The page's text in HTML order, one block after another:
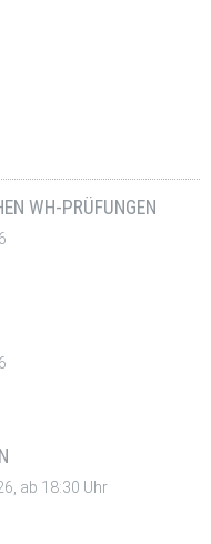
WH-PRÜFUNGEN
ab 18:30 Uhr